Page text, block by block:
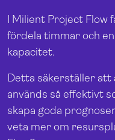
I Milient Project Flow
fördela timmar och
kapacitet.
Detta säkerställer att
används så effektivt
skapa goda
veta mer om